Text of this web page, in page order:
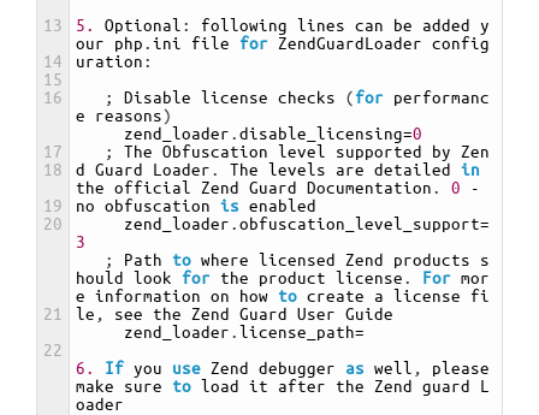
13
14
15
16
17
18
19
20
21
22
5.
Optional : following lines can be added y
our php . ini file for ZendGuardLoader config
uration :
;
Disable license checks ( for
performanc
e reasons)
zend_loader . disable_licensing=0
;
The Obfuscation level supported by Zen
d Guard Loader . The levels are detailed in
the official Zend Guard Documentation . 0
-
no obfuscation is enabled
zend_loader . obfuscation_level_support=
3
;
Path to where licensed Zend products s
hould
look for the product license . For mor
e information on how to create a license fi
le , see the Zend Guard User Guide
zend_loader . license_path=
6.
If you use Zend debugger as well ,
make sure to load it after the Zend guard
oader